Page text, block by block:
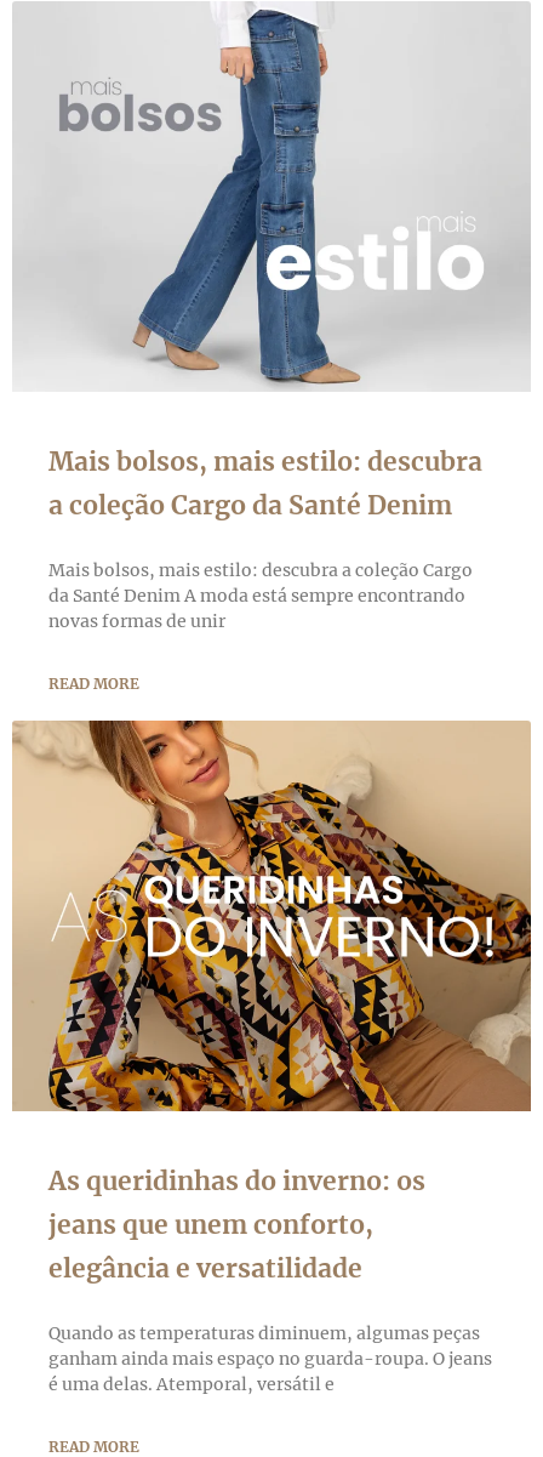
Mais bolsos, mais estilo: descubra
a coleção Cargo da Santé Denim
Mais bolsos, mais estilo: descubra a coleção Cargo
da Santé Denim A moda está sempre encontrando
novas formas de unir
READ MORE
As queridinhas do inverno: os
jeans que unem conforto,
elegância e versatilidade
Quando as temperaturas diminuem, algumas peças
ganham ainda mais espaço no guarda-roupa. O jeans
é uma delas. Atemporal, versátil e
READ MORE